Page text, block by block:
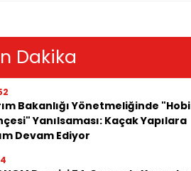
Dakika
Bakanlığı Yönetmeliğinde "Hobi
Yanılsaması: Kaçak Yapılara
Devam Ediyor